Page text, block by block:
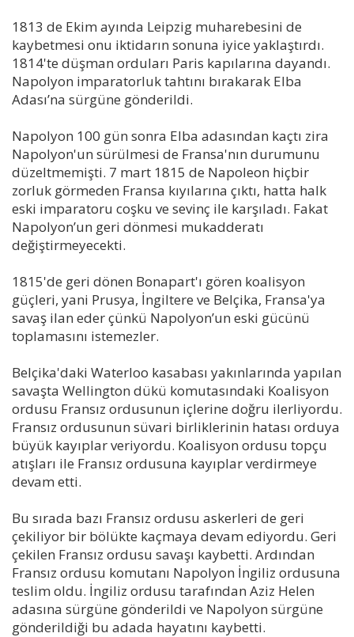
1813 de Ekim ayında Leipzig muharebesini de
kaybetmesi onu iktidarın sonuna iyice yaklaştırdı.
1814'te düşman orduları Paris kapılarına dayandı.
Napolyon imparatorluk tahtını bırakarak Elba
Adası’na sürgüne gönderildi.
Napolyon 100 gün sonra Elba adasından kaçtı zira
Napolyon'un sürülmesi de Fransa'nın durumunu
düzeltmemişti. 7 mart 1815 de Napoleon hiçbir
zorluk görmeden Fransa kıyılarına çıktı, hatta halk
eski imparatoru coşku ve sevinç ile karşıladı. Fakat
Napolyon’un geri dönmesi mukadderatı
değiştirmeyecekti.
1815'de geri dönen Bonapart'ı gören koalisyon
güçleri, yani Prusya, İngiltere ve Belçika, Fransa'ya
savaş ilan eder çünkü Napolyon’un eski gücünü
toplamasını istemezler.
Belçika'daki Waterloo kasabası yakınlarında yapılan
savaşta Wellington dükü komutasındaki Koalisyon
ordusu Fransız ordusunun içlerine doğru ilerliyordu.
Fransız ordusunun süvari birliklerinin hatası orduya
büyük kayıplar veriyordu. Koalisyon ordusu topçu
atışları ile Fransız ordusuna kayıplar verdirmeye
devam etti.
Bu sırada bazı Fransız ordusu askerleri de geri
çekiliyor bir bölükte kaçmaya devam ediyordu. Geri
çekilen Fransız ordusu savaşı kaybetti. Ardından
Fransız ordusu komutanı Napolyon İngiliz ordusuna
teslim oldu. İngiliz ordusu tarafından Aziz Helen
adasına sürgüne gönderildi ve Napolyon sürgüne
gönderildiği bu adada hayatını kaybetti.